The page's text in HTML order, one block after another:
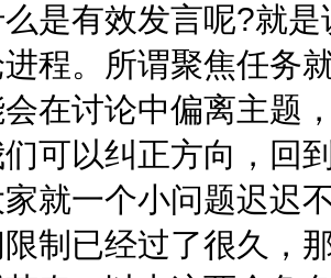
是有效发言呢?就
程。所谓聚焦任务
在讨论中偏离主题
可以纠正方向，回
就一个小问题迟迟
制已经过了很久，